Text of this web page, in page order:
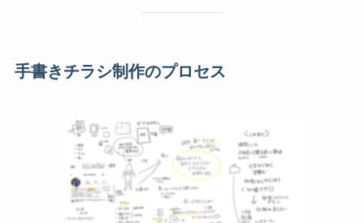
手書きチラシ制作のプロセス